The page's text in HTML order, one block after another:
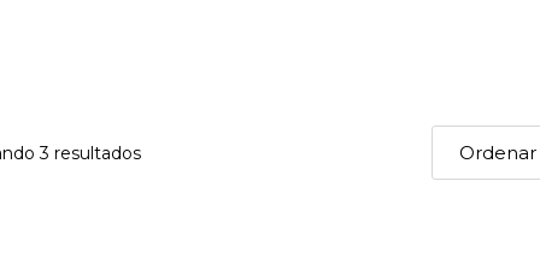
3 resultados